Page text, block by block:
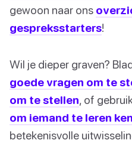
gewoon naar ons
gespreksstarters!
Wil je dieper graven?
goede vragen om te
om te stellen, of
om iemand te leren
betekenisvolle